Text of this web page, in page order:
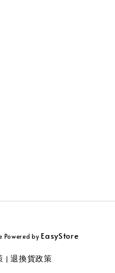
Powered by EasyStore
|退換貨政策